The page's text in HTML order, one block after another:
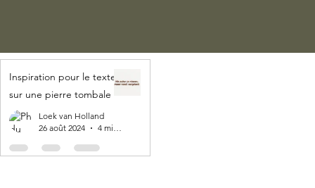
Inspiration pour le texte
sur une pierre tombale
Loek van Holland
26 août 2024
4 min de lecture